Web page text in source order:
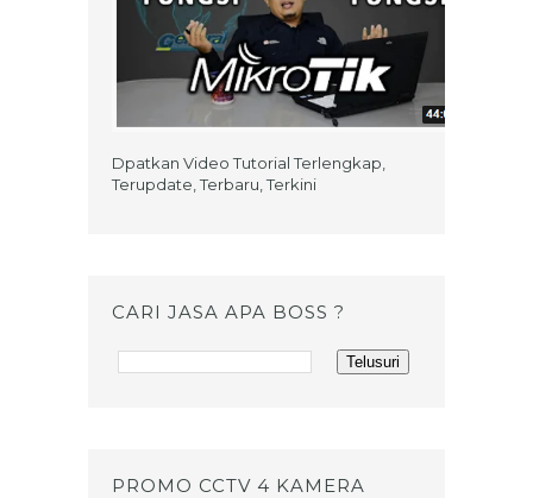
Dpatkan Video Tutorial Terlengkap,
Terupdate, Terbaru, Terkini
CARI JASA APA BOSS ?
PROMO CCTV 4 KAMERA